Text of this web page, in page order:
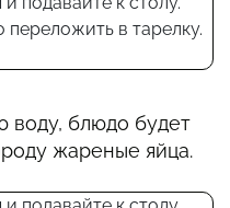
воду, блюдо будет
жареные яйца.